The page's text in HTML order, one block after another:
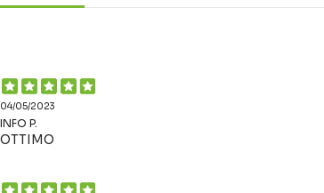
04/05/2023
INFO P.
OTTIMO